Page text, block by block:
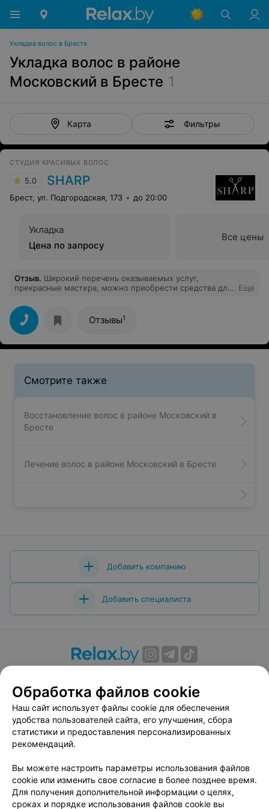
Укладка волос в Бресте
Укладка волос в районе
Московский в Бресте 1
Карта Фильтры
СТУДИЯ КРАСИВЫХ ВОЛОС
5.0 SHARP
Брест, ул. Подгородская, 173 до 20:00
Укладка
Цена по запросу
Все цены
Отзыв. Широкий перечень оказываемых услуг,
прекрасные мастера, можно приобрести средства для
подойдёт именно Вам. На услуги молодого мастера
действует скидка. Обязательно приду снова!
Еще
Отзывы1
Смотрите также
Восстановление волос в районе Московский в
Бресте
Лечение волос в районе Московский в Бресте
Добавить компанию
Добавить специалиста
Вакансии
Публичный договор
Способы оплаты
Публичный договор по использованию сервиса
«Афиша»
Пользовательское соглашение
Связаться по вопросам сотрудничества
Написать руководителю relax.by
Персональные настройки cookie
Обработка файлов cookie
Наш сайт использует файлы cookie для обеспечения
удобства пользователей сайта, его улучшения, сбора
статистики и предоставления персонализированных
рекомендаций.
Вы можете настроить параметры использования файлов
cookie или изменить свое согласие в более позднее время.
Для получения дополнительной информации о целях,
сроках и порядке использования файлов cookie вы